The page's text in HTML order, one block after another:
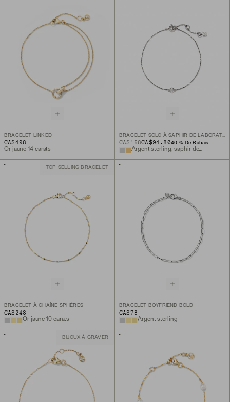
BRACELET LINKED
CA$498
Or jaune 14 carats
BRACELET SOLO À SAPHIR DE LABORATOIRE
ORIGINAL PRICE
CA$158
SALE PRICECA$94.8040 % De Rabais
Argent sterling, saphir de laboratoire
TOP SELLING BRACELET
BRACELET À CHAÎNE SPHÈRES
CA$248
Or jaune 10 carats
BRACELET BOYFRIEND BOLD
CA$78
Argent sterling
BIJOUX À GRAVER